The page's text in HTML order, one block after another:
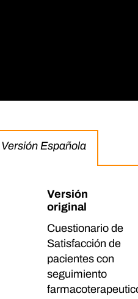
Española
Versión
original
Cuestionario de
Satisfacción de
pacientes con
seguimiento